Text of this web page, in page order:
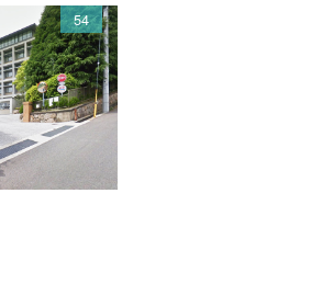
54